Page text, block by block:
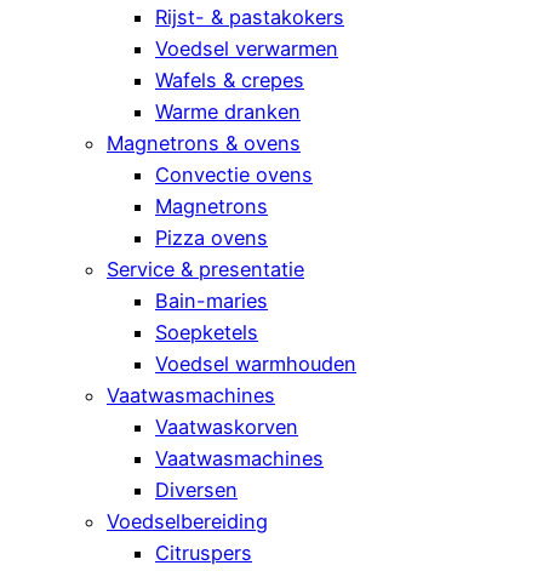
Rijst- & pastakokers
Voedsel verwarmen
Wafels & crepes
Warme dranken
Magnetrons & ovens
Convectie ovens
Magnetrons
Pizza ovens
Service & presentatie
Bain-maries
Soepketels
Voedsel warmhouden
Vaatwasmachines
Vaatwaskorven
Vaatwasmachines
Diversen
Voedselbereiding
Citruspers